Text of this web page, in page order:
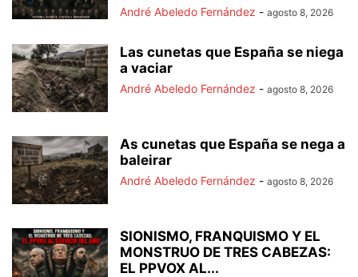
André Abeledo Fernández - agosto 8, 2026
Las cunetas que España se niega
a vaciar
André Abeledo Fernández - agosto 8, 2026
As cunetas que España se nega a
baleirar
André Abeledo Fernández - agosto 8, 2026
SIONISMO, FRANQUISMO Y EL
MONSTRUO DE TRES CABEZAS:
EL PPVOX AL...